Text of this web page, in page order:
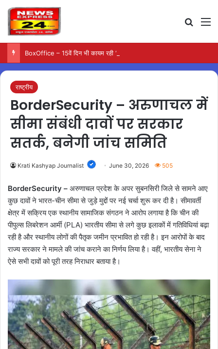
राष्ट्रीय
BorderSecurity – अरुणाचल में
सीमा संबंधी दावों पर सरकार
सतर्क, बनेगी जांच समिति
Krati Kashyap Journalist June 30, 2026 505
BorderSecurity – अरुणाचल प्रदेश के अपर सुबनसिरी जिले से सामने आए
कुछ दावों ने भारत-चीन सीमा से जुड़े मुद्दों पर नई चर्चा शुरू कर दी है। सीमावर्ती
क्षेत्र में सक्रिय एक स्थानीय सामाजिक संगठन ने आरोप लगाया है कि चीन की
पीपुल्स लिबरेशन आर्मी (PLA) भारतीय सीमा से लगे कुछ इलाकों में गतिविधियां बढ़ा
रही है और स्थानीय लोगों की पैतृक जमीन प्रभावित हो रही है। इन आरोपों के बाद
राज्य सरकार ने मामले की जांच कराने का निर्णय लिया है। वहीं, भारतीय सेना ने
ऐसे सभी दावों को पूरी तरह निराधार बताया है।